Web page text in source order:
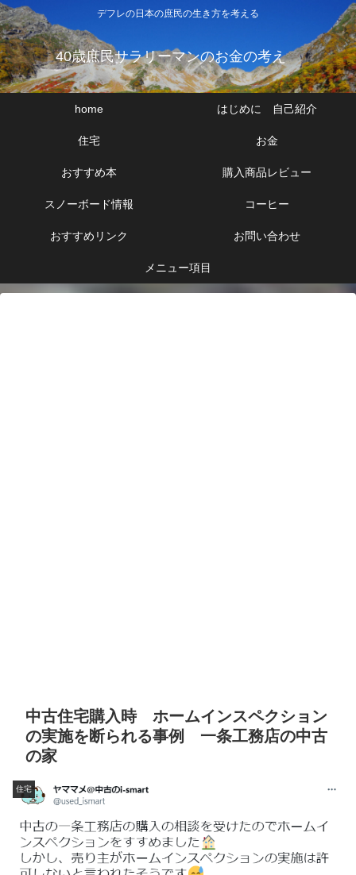
デフレの日本の庶民の生き方を考える
40歳庶民サラリーマンのお金の考え
home はじめに 自己紹介
住宅 お金
おすすめ本 購入商品レビュー
スノーボード情報 コーヒー
おすすめリンク お問い合わせ
メニュー項目
中古住宅購入時 ホームインスペクション
の実施を断られる事例 一条工務店の中古
の家
住宅